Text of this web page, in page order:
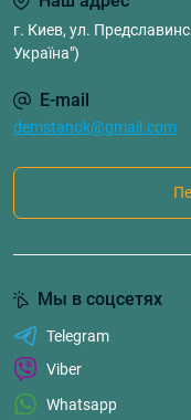
г. Киев, ул.
Україна")
E-mail
demstanok@gmail.com
Мы в соцсетях
Telegram
Viber
Whatsapp